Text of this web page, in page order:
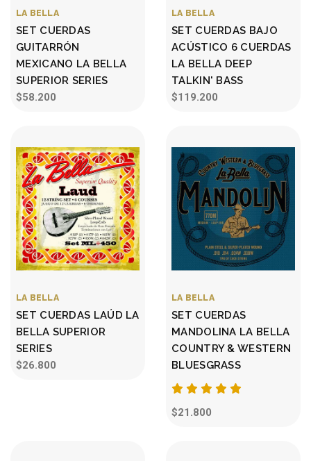
LA BELLA
SET CUERDAS
GUITARRÓN
MEXICANO LA BELLA
SUPERIOR SERIES
$58.200
LA BELLA
SET CUERDAS BAJO
ACÚSTICO 6 CUERDAS
LA BELLA DEEP
TALKIN' BASS
$119.200
LA BELLA
SET CUERDAS LAÚD LA
BELLA SUPERIOR
SERIES
$26.800
LA BELLA
SET CUERDAS
MANDOLINA LA BELLA
COUNTRY & WESTERN
BLUESGRASS
$21.800